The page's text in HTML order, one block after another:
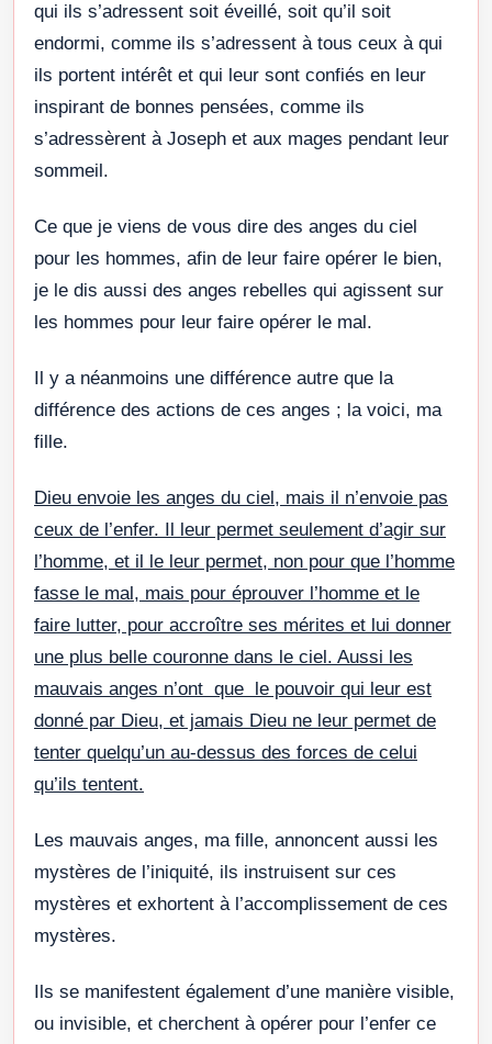
qui ils s’adressent soit éveillé, soit qu’il soit
endormi, comme ils s’adressent à tous ceux à qui
ils portent intérêt et qui leur sont confiés en leur
inspirant de bonnes pensées, comme ils
s’adressèrent à Joseph et aux mages pendant leur
sommeil.
Ce que je viens de vous dire des anges du ciel
pour les hommes, afin de leur faire opérer le bien,
je le dis aussi des anges rebelles qui agissent sur
les hommes pour leur faire opérer le mal.
Il y a néanmoins une différence autre que la
différence des actions de ces anges ; la voici, ma
fille.
Dieu envoie les anges du ciel, mais il n’envoie pas
ceux de l’enfer. Il leur permet seulement d’agir sur
l’homme, et il le leur permet, non pour que l’homme
fasse le mal, mais pour éprouver l’homme et le
faire lutter, pour accroître ses mérites et lui donner
une plus belle couronne dans le ciel. Aussi les
mauvais anges n’ont que le pouvoir qui leur est
donné par Dieu, et jamais Dieu ne leur permet de
tenter quelqu’un au-dessus des forces de celui
qu’ils tentent.
Les mauvais anges, ma fille, annoncent aussi les
mystères de l’iniquité, ils instruisent sur ces
mystères et exhortent à l’accomplissement de ces
mystères.
Ils se manifestent également d’une manière visible,
ou invisible, et cherchent à opérer pour l’enfer ce